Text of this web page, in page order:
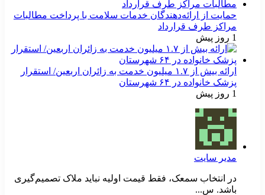
حمایت از ارائه‌دهندگان خدمات سلامت با پرداخت مطالبات
مراکز طرف قرارداد
1 روز پیش
ارائه بیش از ۱.۷ میلیون خدمت به زائران اربعین/ استقرار
پزشک خانواده در ۶۴ شهرستان
1 روز پیش
مدیر سایت
در انتخاب سمعک، فقط قیمت اولیه نباید ملاک تصمیم‌گیری
باشد. س...